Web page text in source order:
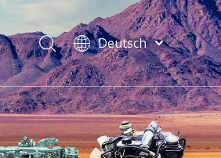
Deutsch
فارسی
Bahasa
indonesia
Türk dili
ไทย